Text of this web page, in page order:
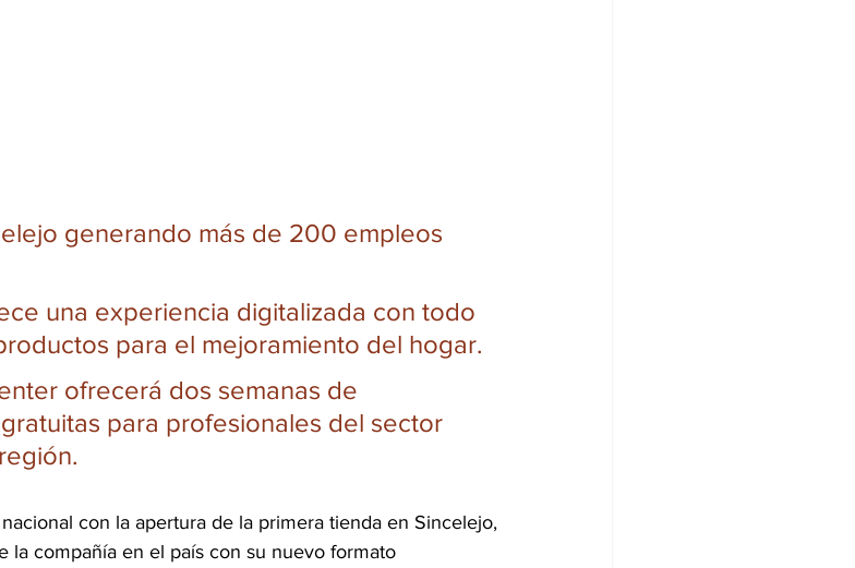
generando más de 200 empleos
una experiencia digitalizada con todo
para el mejoramiento del hogar.
ofrecerá dos semanas de
para profesionales del sector
con la apertura de la primera tienda en Sincelejo,
la compañía en el país con su nuevo formato